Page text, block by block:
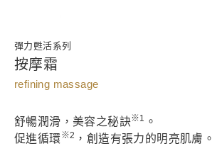
彈力甦活系列
按摩霜
refining massage
舒暢潤滑，美容之秘訣※1 。
促進循環 ※2 ，創造有張力的明亮肌膚。